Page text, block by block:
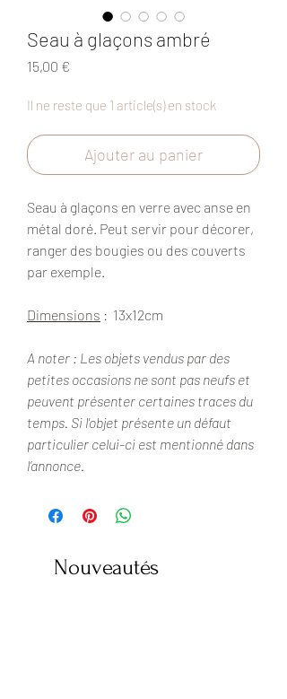
Seau à glaçons ambré
15,00 €
Il ne reste que 1 article(s) en stock
Ajouter au panier
Seau à glaçons en verre avec anse en
métal doré. Peut servir pour décorer,
ranger des bougies ou des couverts
par exemple.
Dimensions : 13x12cm
A noter : Les objets vendus par des
petites occasions ne sont pas neufs et
peuvent présenter certaines traces du
temps. Si l'objet présente un défaut
particulier celui-ci est mentionné dans
l’annonce.
Nouveautés